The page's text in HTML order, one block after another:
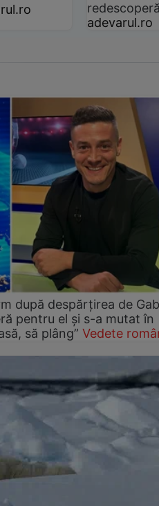
adevarul.ro
după despărțirea de
pentru el și s-a mutat în
să plâng” Vedete